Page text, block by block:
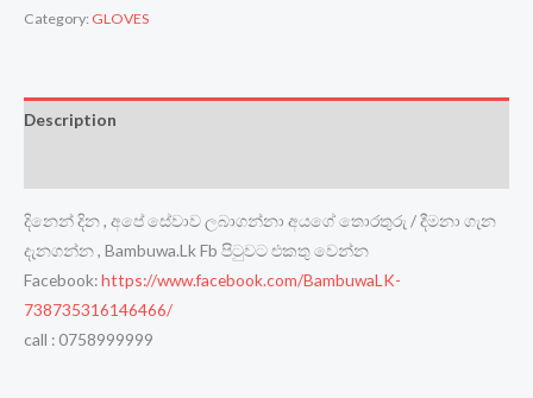
Category: GLOVES
Description
දිනෙන් දින , අපේ සේවාව ලබාගන්නා අයගේ තොරතුරු / දීමනා ගැන
දැනගන්න , Bambuwa.Lk Fb පිටුවට එකතු වෙන්න
Facebook:https://www.facebook.com/BambuwaLK-
738735316146466/
call : 0758999999